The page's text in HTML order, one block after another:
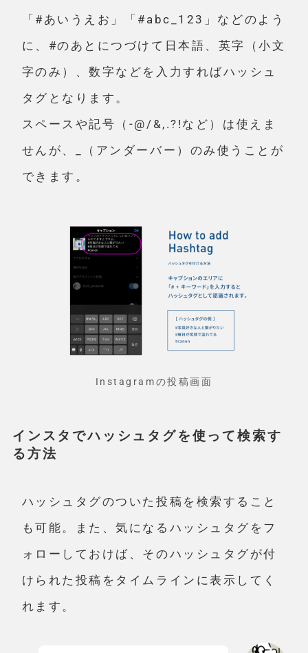
「#あいうえお」「#abc_123」などのよう
に、#のあとにつづけて日本語、英字（小文
字のみ）、数字などを入力すればハッシュ
タグとなります。
スペースや記号（-@/&,.?!など）は使えま
せんが、_（アンダーバー）のみ使うことが
できます。
Instagramの投稿画面
インスタでハッシュタグを使って検索す
る方法
ハッシュタグのついた投稿を検索すること
も可能。また、気になるハッシュタグをフ
ォローしておけば、そのハッシュタグが付
けられた投稿をタイムラインに表示してく
れます。